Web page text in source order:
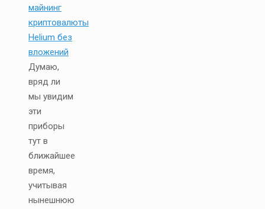
майнинг
криптовалюты
Helium без
вложений
Думаю,
вряд ли
мы увидим
эти
приборы
тут в
ближайшее
время,
учитывая
нынешнюю